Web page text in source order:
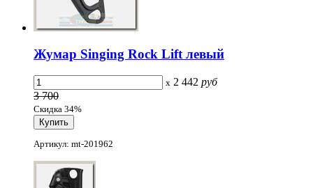
Жумар Singing Rock Lift левый
x 2 442 руб
3 700
Скидка 34%
Артикул: mt-201962